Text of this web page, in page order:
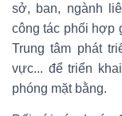
sở, ban, ngành
công tác phối hợp
Trung tâm phát
vực... để triển
phóng mặt bằng.